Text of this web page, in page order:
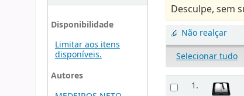
Disponibilidade
Limitar aos itens
disponíveis.
Autores
Desculpe, sem
Não realçar
Selecionar tudo
1.